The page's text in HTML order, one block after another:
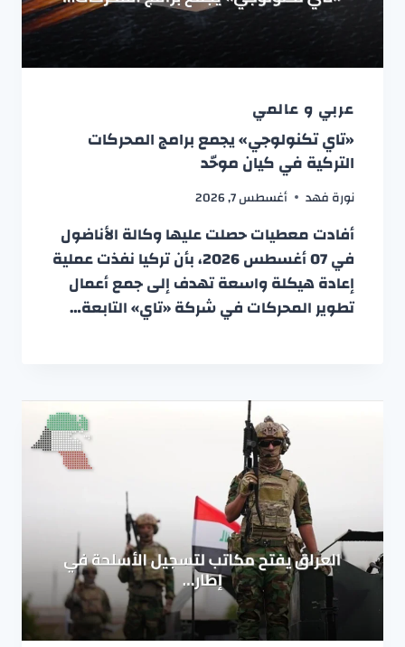
عربي و عالمي
«تاي تكنولوجي» يجمع برامج المحركات
التركية في كيان موحّد
نورة فهد أغسطس 7, 2026
أفادت معطيات حصلت عليها وكالة الأناضول
في 07 أغسطس 2026، بأن تركيا نفذت عملية
إعادة هيكلة واسعة تهدف إلى جمع أعمال
تطوير المحركات في شركة «تاي» التابعة…